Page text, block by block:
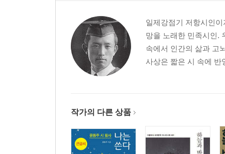
일제강점기 저항시인
망을 노래한 민족시인.
속에서 인간의 삶과 고
사상은 짧은 시 속에 반
작가의 다른 상품